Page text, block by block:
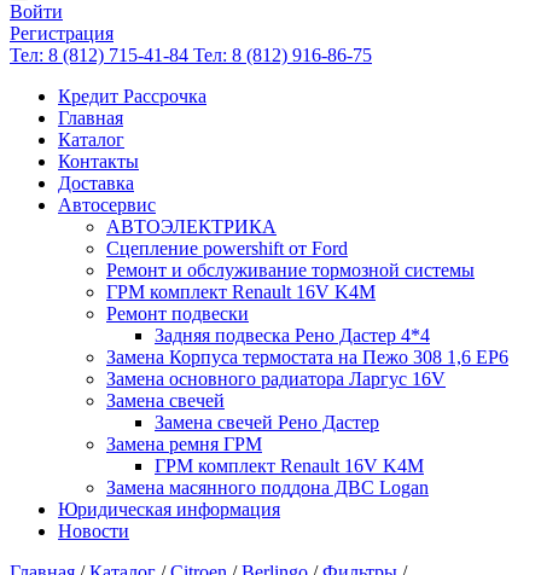
Войти
Регистрация
Тел: 8 (812) 715-41-84 Тел: 8 (812) 916-86-75
Кредит Рассрочка
Главная
Каталог
Контакты
Доставка
Автосервис
АВТОЭЛЕКТРИКА
Сцепление powershift от Ford
Ремонт и обслуживание тормозной системы
ГРМ комплект Renault 16V K4M
Ремонт подвески
Задняя подвеска Рено Дастер 4*4
Замена Корпуса термостата на Пежо 308 1,6 EP6
Замена основного радиатора Ларгус 16V
Замена свечей
Замена свечей Рено Дастер
Замена ремня ГРМ
ГРМ комплект Renault 16V K4M
Замена масянного поддона ДВС Logan
Юридическая информация
Новости